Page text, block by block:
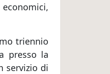
triennio
presso la
servizio di